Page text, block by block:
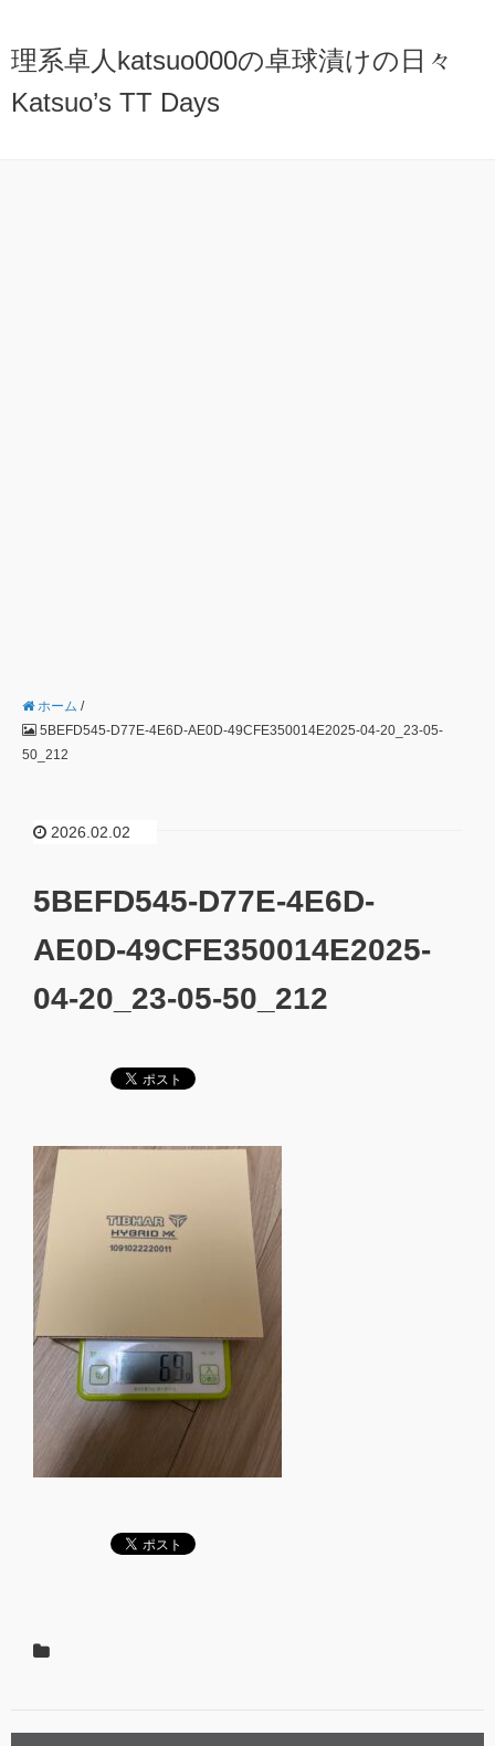
理系卓人katsuo000の卓球漬けの日々
Katsuo’s TT Days
ホーム /
5BEFD545-D77E-4E6D-AE0D-49CFE350014E2025-04-20_23-05-
50_212
2026.02.02
5BEFD545-D77E-4E6D-
AE0D-49CFE350014E2025-
04-20_23-05-50_212